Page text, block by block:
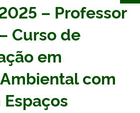
– Professor
Curso de
em
com